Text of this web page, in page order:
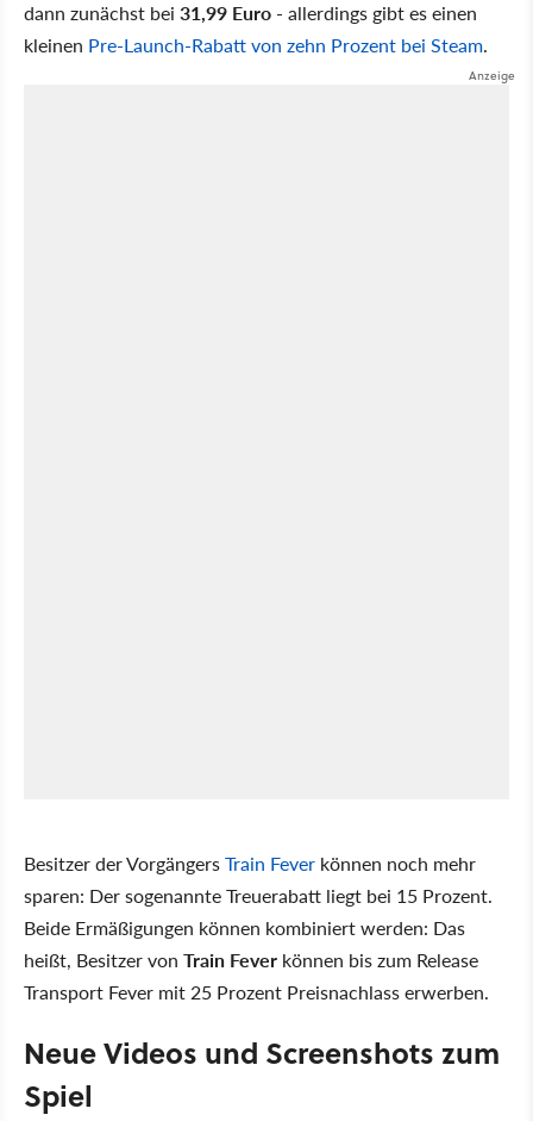
dann zunächst bei 31,99 Euro - allerdings gibt es einen
kleinen Pre-Launch-Rabatt von zehn Prozent bei Steam.
Besitzer der VorgängersTrain Fever können noch mehr
sparen: Der sogenannte Treuerabatt liegt bei 15 Prozent.
Beide Ermäßigungen können kombiniert werden: Das
heißt, Besitzer von Train Fever können bis zum Release
Transport Fever mit 25 Prozent Preisnachlass erwerben.
Neue Videos und Screenshots zum
Spiel